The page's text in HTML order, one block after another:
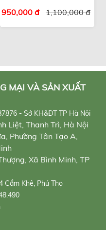
1,100,000 đ
950,000 đ
MẠI VÀ SẢN XUẤT
- Sở KH&ĐT TP Hà Nội
Liệt, Thanh Trì, Hà Nội
Phường Tân Tạo A,
Xã Bình Minh, TP
Cẩm Khê, Phú Thọ